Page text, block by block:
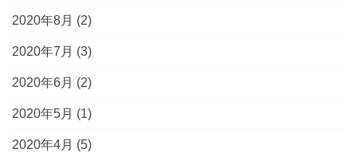
2020年8月 (2)
2020年7月 (3)
2020年6月 (2)
2020年5月 (1)
2020年4月 (5)